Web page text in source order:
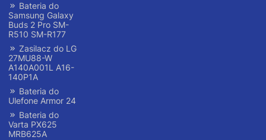
Bateria do
Samsung Galaxy
Buds 2 Pro SM-
R510 SM-R177
Zasilacz do LG
27MU88-W
A140A001L A16-
140P1A
Bateria do
Ulefone Armor 24
Bateria do
Varta PX625
MRB625A